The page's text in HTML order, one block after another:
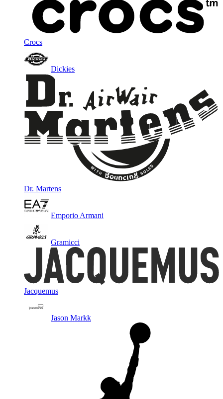
Crocs
Dickies
Dr. Martens
Emporio Armani
Gramicci
Jacquemus
Jason Markk